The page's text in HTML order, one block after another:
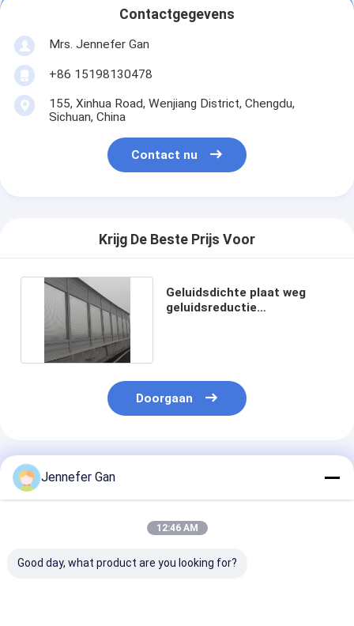
Contactgegevens
Mrs. Jennefer Gan
+86 15198130478
155, Xinhua Road, Wenjiang District, Chengdu,
Sichuan, China
Contact nu
Krijg De Beste Prijs Voor
Geluidsdichte plaat weg
geluidsreductie
Doorgaan
Geadviseerde Producten
Jennefer Gan
12:46 AM
Good day, what product are you looking for?